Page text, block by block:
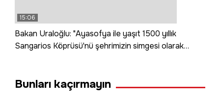
15:06
Bakan Uraloğlu: "Ayasofya ile yaşıt 1500 yıllık
Sangarios Köprüsü'nü şehrimizin simgesi olarak
Bunları kaçırmayın